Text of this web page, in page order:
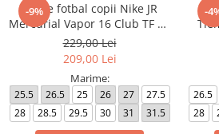
-9%
Ghete fotbal copii Nike JR
Mercurial Vapor 16 Club TF PS
(V)
229,00 Lei
209,00 Lei
Marime:
25.5 26.5 25 26 27
27.5
28
28.5 29.5 30 31 31.5
-
26.5
28